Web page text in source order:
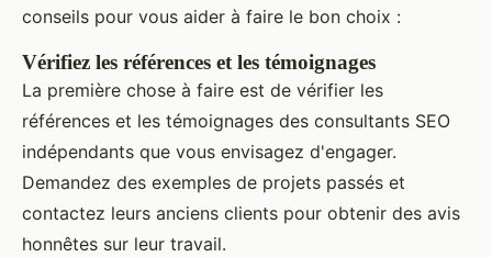
conseils pour vous aider à faire le bon choix :
Vérifiez les références et les témoignages
La première chose à faire est de vérifier les
références et les témoignages des consultants SEO
indépendants que vous envisagez d'engager.
Demandez des exemples de projets passés et
contactez leurs anciens clients pour obtenir des avis
honnêtes sur leur travail.